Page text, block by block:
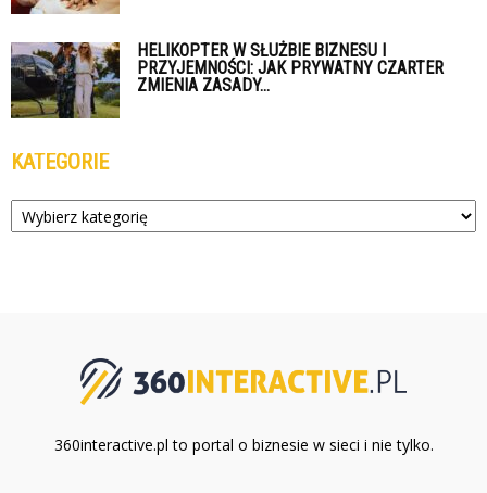
HELIKOPTER W SŁUŻBIE BIZNESU I
PRZYJEMNOŚCI: JAK PRYWATNY CZARTER
ZMIENIA ZASADY...
KATEGORIE
Kategorie
360interactive.pl to portal o biznesie w sieci i nie tylko.